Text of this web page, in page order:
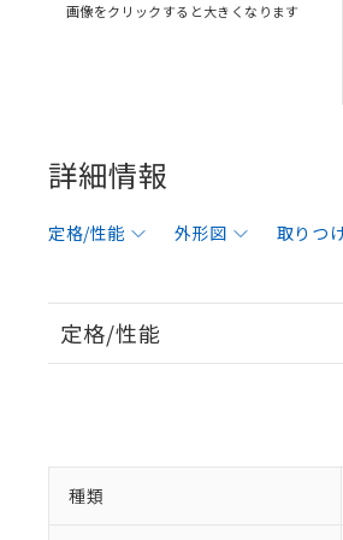
画像をクリックすると大きくなります
詳細情報
定格/性能 外形図 取りつ
定格/性能
種類